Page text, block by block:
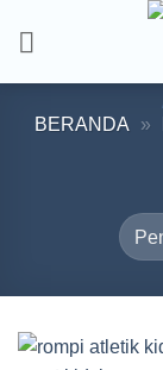
BERANDA »